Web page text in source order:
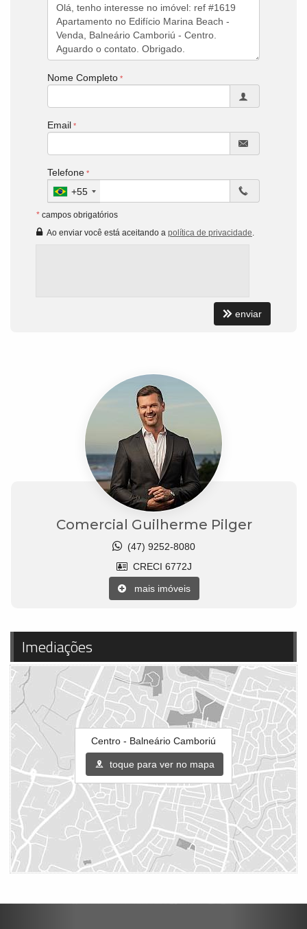
Nome Completo
Email
Telefone
+55
* campos obrigatórios
Ao enviar você está aceitando a política de privacidade.
enviar
Comercial Guilherme Pilger
(47) 9252-8080
CRECI 6772J
mais imóveis
Imediações
Centro - Balneário Camboriú
toque para ver no mapa